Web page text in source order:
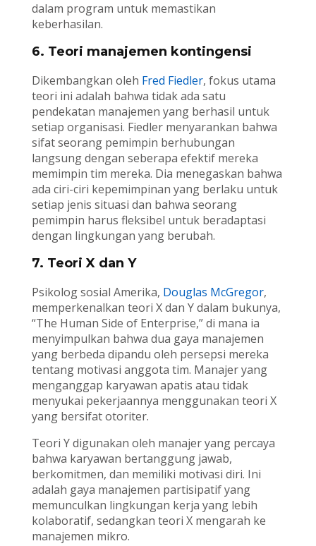
dalam program untuk memastikan
keberhasilan.
6. Teori manajemen kontingensi
Dikembangkan oleh Fred Fiedler, fokus utama
teori ini adalah bahwa tidak ada satu
pendekatan manajemen yang berhasil untuk
setiap organisasi. Fiedler menyarankan bahwa
sifat seorang pemimpin berhubungan
langsung dengan seberapa efektif mereka
memimpin tim mereka. Dia menegaskan bahwa
ada ciri-ciri kepemimpinan yang berlaku untuk
setiap jenis situasi dan bahwa seorang
pemimpin harus fleksibel untuk beradaptasi
dengan lingkungan yang berubah.
7. Teori X dan Y
Psikolog sosial Amerika, Douglas McGregor,
memperkenalkan teori X dan Y dalam bukunya,
“The Human Side of Enterprise,” di mana ia
menyimpulkan bahwa dua gaya manajemen
yang berbeda dipandu oleh persepsi mereka
tentang motivasi anggota tim. Manajer yang
menganggap karyawan apatis atau tidak
menyukai pekerjaannya menggunakan teori X
yang bersifat otoriter.
Teori Y digunakan oleh manajer yang percaya
bahwa karyawan bertanggung jawab,
berkomitmen, dan memiliki motivasi diri. Ini
adalah gaya manajemen partisipatif yang
memunculkan lingkungan kerja yang lebih
kolaboratif, sedangkan teori X mengarah ke
manajemen mikro.